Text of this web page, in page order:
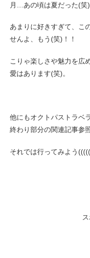
月…あの頃は夏だった(笑)
あまりに好きすぎて、こ
せんよ、もう(笑)！！
こりゃ楽しさや魅力を広
愛はあります(笑)。
他にもオクトパストラベ
終わり部分の関連記事参照
それでは行ってみよう